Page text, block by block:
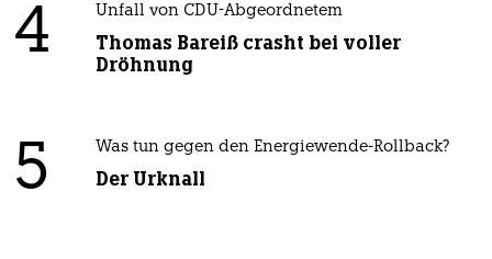
4 Unfall von CDU-Abgeordnetem
Thomas Bareiß crasht bei voller
Dröhnung
5 Was tun gegen den Energiewende-Rollback?
Der Urknall